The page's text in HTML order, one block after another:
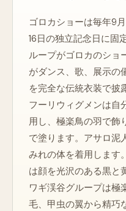
ゴロカショーは毎年9
16日の独立記念日に固
ループがゴロカのショ
がダンス、歌、展示の
を完全な伝統衣装で披
フーリウィグメンは自
用し、極楽鳥の羽で飾
で塗ります。アサロ泥
みれの体を着用します
は顔を光沢のある黒と
ワギ渓谷グループは極
毛、甲虫の翼から精巧